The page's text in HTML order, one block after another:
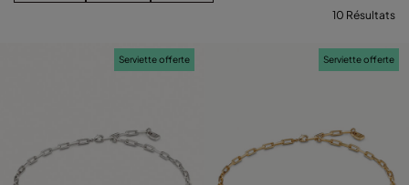
PRIX Effacer Les Filtres
10 Résultats
Serviette offerte Serviette offerte